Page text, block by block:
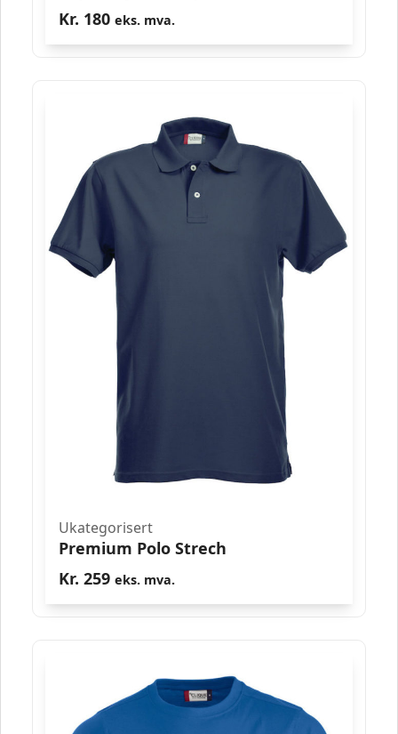
Kr. 180 eks. mva.
Ukategorisert
Premium Polo Strech
Kr. 259 eks. mva.